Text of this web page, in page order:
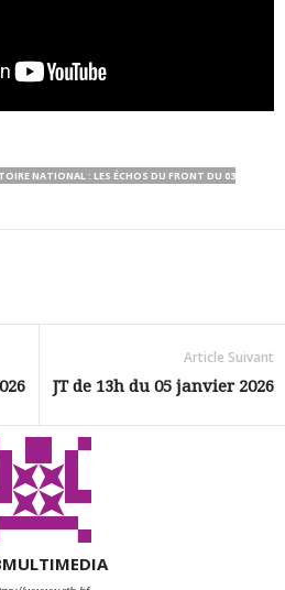
NATIONAL : LES ÉCHOS DU FRONT DU 03
Article Suivant
JT de 13h du 05 janvier 2026